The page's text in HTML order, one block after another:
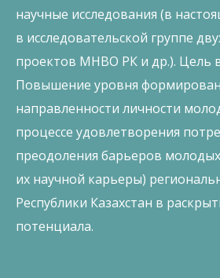
научные исследования (в
в исследовательской группе
проектов МНВО РК и др.). Цель
Повышение уровня
направленности личности
процессе удовлетворения
преодоления барьеров
их научной карьеры)
Республики Казахстан в
потенциала.